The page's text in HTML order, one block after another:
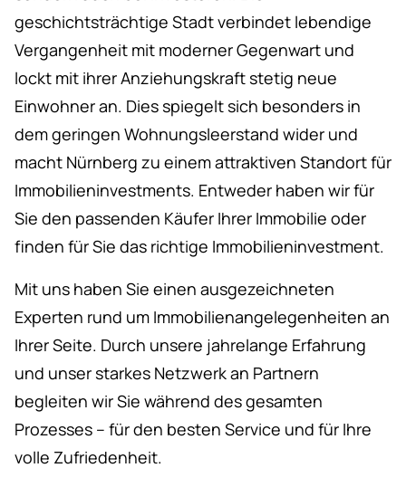
geschichtsträchtige Stadt verbindet lebendige
Vergangenheit mit moderner Gegenwart und
lockt mit ihrer Anziehungskraft stetig neue
Einwohner an. Dies spiegelt sich besonders in
dem geringen Wohnungsleerstand wider und
macht Nürnberg zu einem attraktiven Standort für
Immobilieninvestments. Entweder haben wir für
Sie den passenden Käufer Ihrer Immobilie oder
finden für Sie das richtige Immobilieninvestment.
Mit uns haben Sie einen ausgezeichneten
Experten rund um Immobilienangelegenheiten an
Ihrer Seite. Durch unsere jahrelange Erfahrung
und unser starkes Netzwerk an Partnern
begleiten wir Sie während des gesamten
Prozesses – für den besten Service und für Ihre
volle Zufriedenheit.